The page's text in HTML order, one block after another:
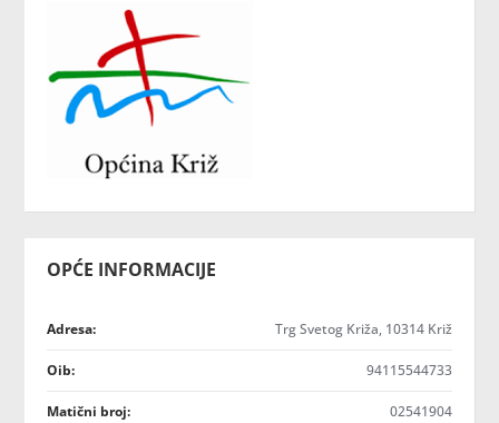
OPĆE INFORMACIJE
Adresa: Trg Svetog Križa, 10314 Križ
Oib: 94115544733
Matični broj: 02541904